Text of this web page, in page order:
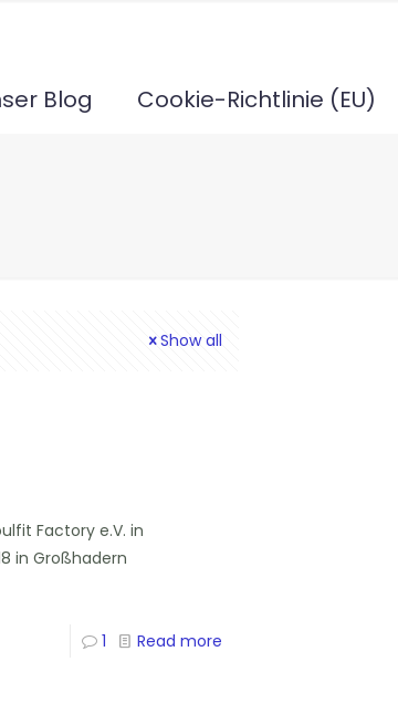
Blog Cookie-Richtlinie (EU)
Show all
Factory e.V. in
in Großhadern
1 Read more